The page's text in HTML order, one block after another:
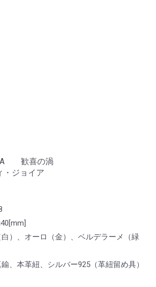
歓喜の渦
・ジョイア
）、オーロ（金）、ベルデラーメ（緑
、本革紐、シルバー925（革紐留め具）